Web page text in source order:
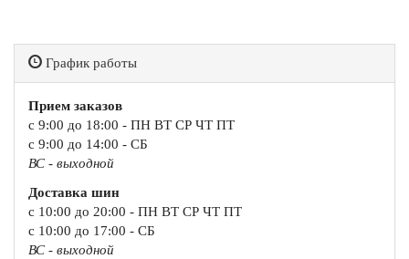
График работы
Прием заказов
с 9:00 до 18:00 - ПН ВТ СР ЧТ ПТ
с 9:00 до 14:00 - СБ
ВС - выходной
Доставка шин
с 10:00 до 20:00 - ПН ВТ СР ЧТ ПТ
с 10:00 до 17:00 - СБ
ВС - выходной